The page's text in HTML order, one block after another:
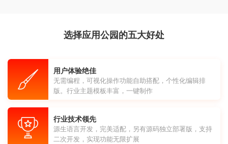
选择应用公园的五大好处
用户体验绝佳
无需编程，可视化操作功能自助搭配，个性化编辑排
版。行业主题模板丰富，一键制作
行业技术领先
源生语言开发，完美适配，另有源码独立部署版，支持
二次开发，实现功能无限扩展